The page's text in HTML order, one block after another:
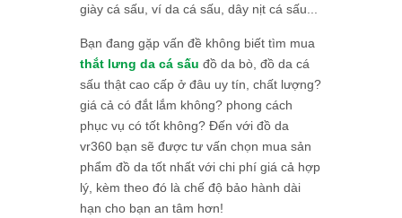
giày cá sấu, ví da cá sấu, dây nịt cá sấu...
Bạn đang gặp vấn đề không biết tìm mua
thắt lưng da cá sấu đồ da bò, đồ da cá
sấu thật cao cấp ở đâu uy tín, chất lượng?
giá cả có đắt lắm không? phong cách
phục vụ có tốt không? Đến với đồ da
vr360 bạn sẽ được tư vấn chọn mua sản
phẩm đồ da tốt nhất với chi phí giá cả hợp
lý, kèm theo đó là chế độ bảo hành dài
hạn cho bạn an tâm hơn!